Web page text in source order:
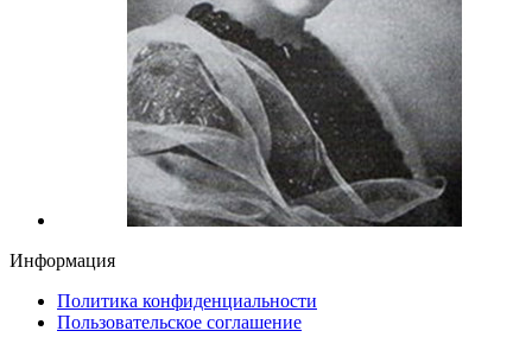
Информация
Политика конфиденциальности
Пользовательское соглашение